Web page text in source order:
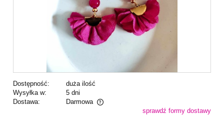
Dostępność:
duża ilość
Wysyłka w:
5 dni
Dostawa:
Darmowa
Cena nie zawiera ewentualnych kosztów płatnościsprawdź formy dostawy